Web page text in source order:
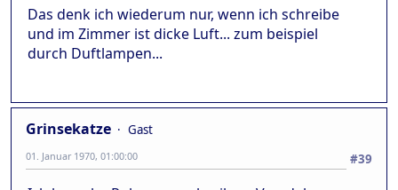
Das denk ich wiederum nur, wenn ich schreibe
und im Zimmer ist dicke Luft... zum beispiel
durch Duftlampen...
Grinsekatze
Gast
#39
01. Januar 1970, 01:00:00